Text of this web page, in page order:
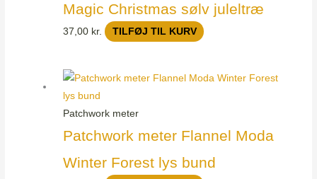
Magic Christmas sølv juleltræ
37,00 kr. TILFØJ TIL KURV
Patchwork meter
Patchwork meter Flannel Moda
Winter Forest lys bund